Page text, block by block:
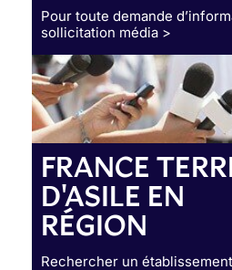
Pour toute demande
sollicitation média >
FRANCE
D'ASILE EN
RÉGION
Rechercher un